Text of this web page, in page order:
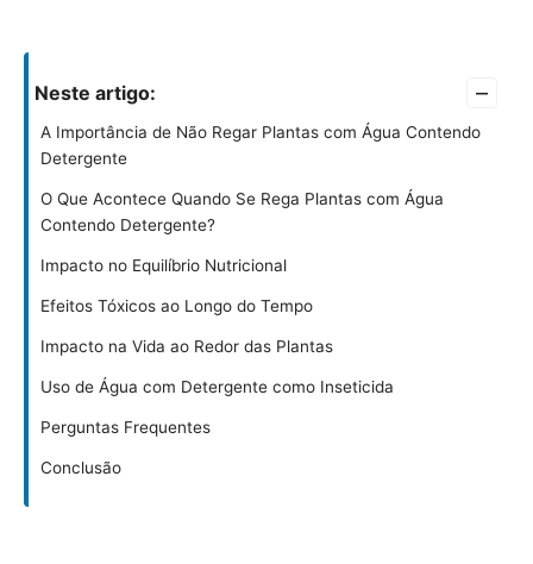
Neste artigo: –
A Importância de Não Regar Plantas com Água Contendo
Detergente
O Que Acontece Quando Se Rega Plantas com Água
Contendo Detergente?
Impacto no Equilíbrio Nutricional
Efeitos Tóxicos ao Longo do Tempo
Impacto na Vida ao Redor das Plantas
Uso de Água com Detergente como Inseticida
Perguntas Frequentes
Conclusão